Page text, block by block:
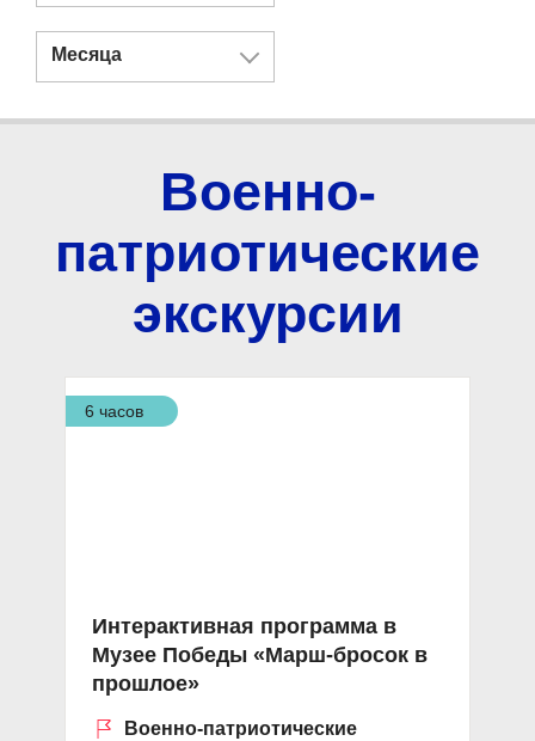
Месяца
Военно-
патриотические
экскурсии
6 часов
Интерактивная программа в
Музее Победы «Марш-бросок в
прошлое»
Военно-патриотические